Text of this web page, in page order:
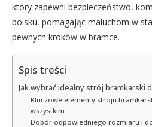
który zapewni bezpieczeństwo,
boisku, pomagając maluchom w
pewnych kroków w bramce.
Spis treści
Jak wybrać idealny strój bramkarski
Kluczowe elementy stroju
wszystkim
Dobór odpowiedniego rozmiaru i